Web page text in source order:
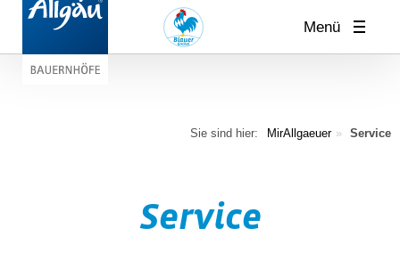
Menü
Service
MirAllgaeuer
Sie sind hier:
Service